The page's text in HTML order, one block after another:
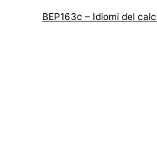
BEP163c – Idiomi del